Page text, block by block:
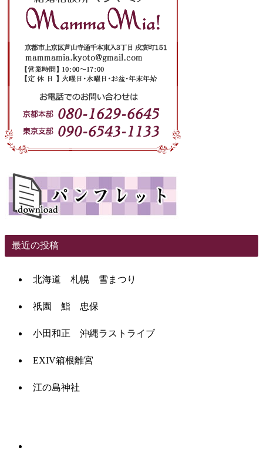
最近の投稿
北海道 札幌 雪まつり
祇園 鮨 忠保
小田和正 沖縄ラストライブ
EXIV箱根離宮
江の島神社